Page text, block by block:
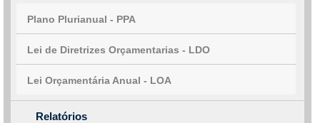
Plano Plurianual - PPA
Lei de Diretrizes Orçamentarias - LDO
Lei Orçamentária Anual - LOA
Relatórios